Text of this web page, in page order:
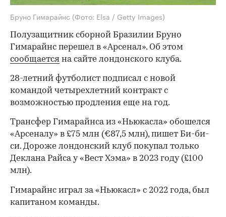
Бруно Гимарайнс (Фото: Elsa / Getty Images)
Полузащитник сборной Бразилии Бруно
Гимарайнс перешел в «Арсенал». Об этом
сообщается на сайте лондонского клуба.
28-летний футболист подписал с новой
командой четырехлетний контракт с
возможностью продления еще на год.
Трансфер Гимарайнса из «Ньюкасла» обошелся
«Арсеналу» в £75 млн (€87,5 млн), пишет Би-би-
си. Дороже лондонский клуб покупал только
Деклана Райса у «Вест Хэма» в 2023 году (£100
млн).
Гимарайнс играл за «Ньюкасл» с 2022 года, был
капитаном команды.